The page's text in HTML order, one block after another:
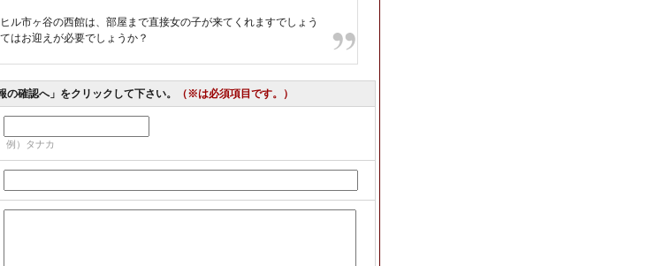
ル市ヶ谷の西館は、部屋まで直接女の子が来てくれますでしょう
はお迎えが必要でしょうか？
の確認へ」をクリックして下さい。 （※は必須項目です。）
例）タナカ